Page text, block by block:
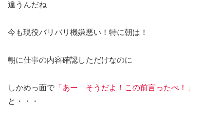
違うんだね
今も現役バリバリ機嫌悪い！特に朝は！
朝に仕事の内容確認しただけなのに
しかめっ面で 「あー そうだよ！この前言ったべ！」
と・・・